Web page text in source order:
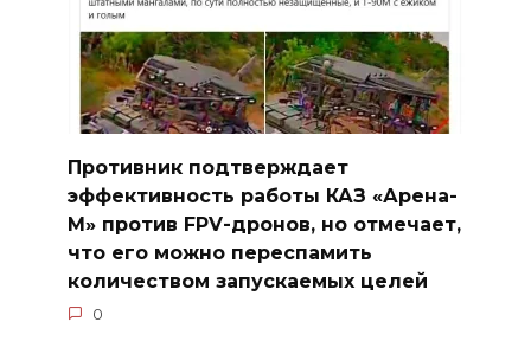
Противник подтверждает
эффективность работы КАЗ «Арена-
М» против FPV-дронов, но отмечает,
что его можно переспамить
количеством запускаемых целей
0